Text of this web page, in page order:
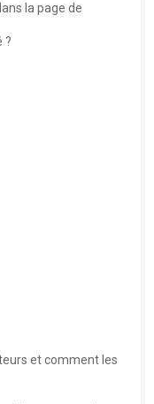
la page de
?
et comment les